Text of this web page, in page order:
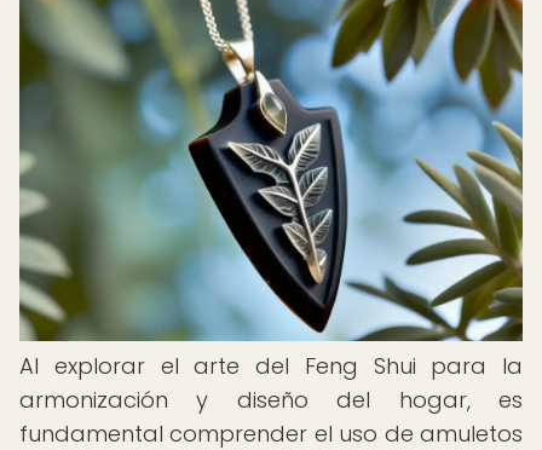
Al explorar el arte del Feng Shui para la
armonización y diseño del hogar, es
fundamental comprender el uso de amuletos